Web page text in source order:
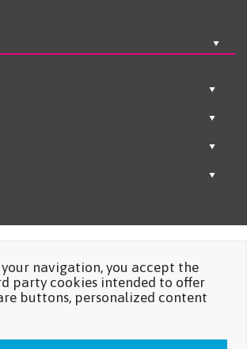
navigation, you accept the
party cookies intended to offer
buttons, personalized content